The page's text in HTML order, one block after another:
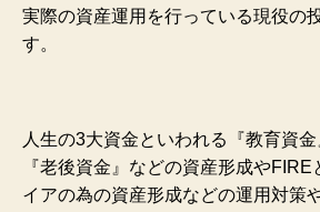
実際の資産運用を行っている現役の
す。
人生の3大資金といわれる『教育資金
『老後資金』などの資産形成や
イアの為の資産形成などの運用対策